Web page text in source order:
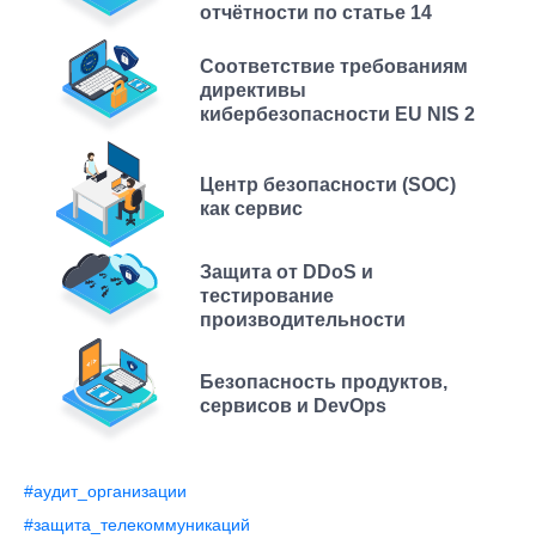
отчётности по статье 14
Соответствие требованиям
директивы
кибербезопасности EU NIS 2
Центр безопасности (SOC)
как сервис
Защита от DDoS и
тестирование
производительности
Безопасность продуктов,
сервисов и DevOps
#аудит_организации
#защита_телекоммуникаций